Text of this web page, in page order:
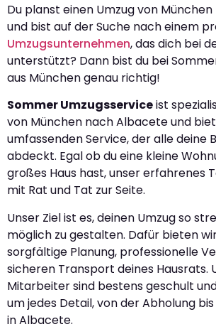
Du planst einen Umzug von
und bist auf der Suche nach einem
Umzugsunternehmen, das dich bei
unterstützt? Dann bist du bei
aus München genau richtig!
Sommer Umzugsserviceist
von München nach Albacete und
umfassenden Service, der alle deine
abdeckt. Egal ob du eine kleine
großes Haus hast, unser erfahrenes
mit Rat und Tat zur Seite.
Unser Ziel ist es, deinen Umzug so
möglich zu gestalten. Dafür bieten
sorgfältige Planung, professionelle
sicheren Transport deines Hausrats.
Mitarbeiter sind bestens geschult
um jedes Detail, von der Abholung
in Albacete.